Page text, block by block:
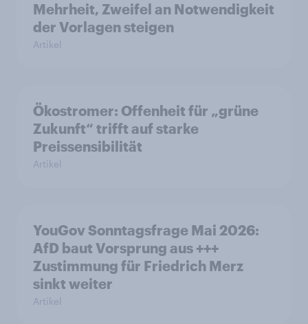
Mehrheit, Zweifel an Notwendigkeit
der Vorlagen steigen
Artikel
Ökostromer: Offenheit für „grüne
Zukunft“ trifft auf starke
Preissensibilität
Artikel
YouGov Sonntagsfrage Mai 2026:
AfD baut Vorsprung aus +++
Zustimmung für Friedrich Merz
sinkt weiter
Artikel